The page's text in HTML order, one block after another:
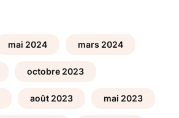
mai 2024 mars 2024
octobre 2023
août 2023 mai 2023